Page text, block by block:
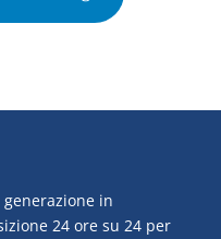
in
24 ore su 24 per